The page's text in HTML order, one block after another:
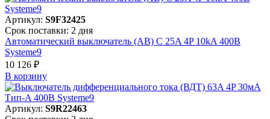
Артикул: S9F32425
Срок поставки: 2 дня
Автоматический выключатель (АВ) C 25A 4P 10kA 400В
Systeme9
10 126 ₽
В корзинy
Артикул: S9R22463